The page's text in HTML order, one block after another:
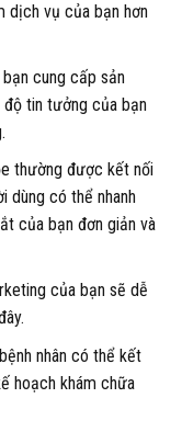
dịch vụ của bạn hơn
cung cấp sản
độ tin tưởng của bạn
thường được kết nối
dùng có thể nhanh
của bạn đơn giản và
của bạn sẽ dễ
nhân có thể kết
hoạch khám chữa